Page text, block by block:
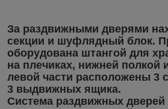
За раздвижными дверями
секции и шуфлядный блок.
оборудована штангой для
на плечиках, нижней полкой
левой части расположены 3
3 выдвижных ящика.
Система раздвижных дверей